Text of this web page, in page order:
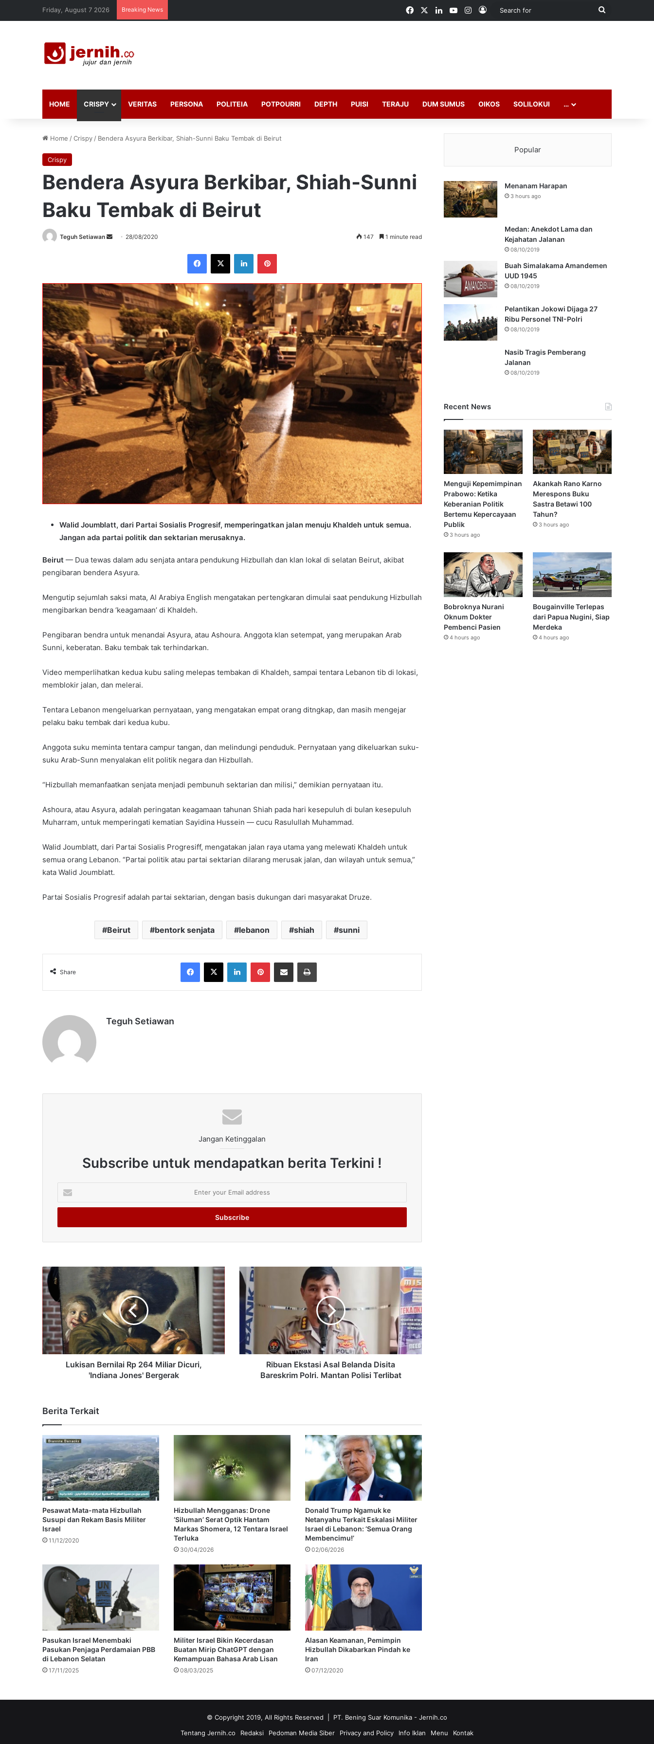
Friday, August 7 2026 Breaking News FacebookLinkedInYouTubeInstagram
Log In
Search
HOME CRISPY VERITAS PERSONA POLITEIA POTPOURRI DEPTH PUISI TERAJU DUM SUMUS OIKOS SOLILOKUI …
Home /Crispy / Bendera Asyura Berkibar, Shiah-Sunni Baku Tembak di Beirut
Crispy
Bendera Asyura Berkibar, Shiah-Sunni
Baku Tembak di Beirut
Teguh Setiawan
Send 28/08/2020 147 1 minute read
Facebook
X LinkedInPinterest
Walid Joumblatt, dari Partai Sosialis Progresif, memperingatkan jalan menuju Khaldeh untuk semua.
Jangan ada partai politik dan sektarian merusaknya.
Beirut — Dua tewas dalam adu senjata antara pendukung Hizbullah dan klan lokal di selatan Beirut, akibat
pengibaran bendera Asyura.
Mengutip sejumlah saksi mata, Al Arabiya English mengatakan pertengkaran dimulai saat pendukung Hizbullah
mengibarkan bendra ‘keagamaan’ di Khaldeh.
Pengibaran bendra untuk menandai Asyura, atau Ashoura. Anggota klan setempat, yang merupakan Arab
Sunni, keberatan. Baku tembak tak terhindarkan.
Video memperlihatkan kedua kubu saling melepas tembakan di Khaldeh, sampai tentara Lebanon tib di lokasi,
memblokir jalan, dan melerai.
Tentara Lebanon mengeluarkan pernyataan, yang mengatakan empat orang ditngkap, dan masih mengejar
pelaku baku tembak dari kedua kubu.
Anggota suku meminta tentara campur tangan, dan melindungi penduduk. Pernyataan yang dikeluarkan suku-
suku Arab-Sunn menyalakan elit politik negara dan Hizbullah.
“Hizbullah memanfaatkan senjata menjadi pembunuh sektarian dan milisi,” demikian pernyataan itu.
Ashoura, atau Asyura, adalah peringatan keagamaan tahunan Shiah pada hari kesepuluh di bulan kesepuluh
Muharram, untuk memperingati kematian Sayidina Hussein — cucu Rasulullah Muhammad.
Walid Joumblatt, dari Partai Sosialis Progresiff, mengatakan jalan raya utama yang melewati Khaldeh untuk
semua orang Lebanon. “Partai politik atau partai sektarian dilarang merusak jalan, dan wilayah untuk semua,”
kata Walid Joumblatt.
Partai Sosialis Progresif adalah partai sektarian, dengan basis dukungan dari masyarakat Druze.
Beirut bentork senjata lebanon shiah sunni
Share
Facebook
X LinkedInPinterestShare via Email Print
Teguh Setiawan
Jangan Ketinggalan
Subscribe untuk mendapatkan berita Terkini !
your
Email
Lukisan Bernilai Rp 264 Miliar Dicuri,
'Indiana Jones' Bergerak
Ribuan Ekstasi Asal Belanda Disita
Bareskrim Polri. Mantan Polisi Terlibat
Berita Terkait
Pesawat Mata-mata Hizbullah
Susupi dan Rekam Basis Militer
Israel
11/12/2020
Hizbullah Mengganas: Drone
‘Siluman’ Serat Optik Hantam
Markas Shomera, 12 Tentara Israel
Terluka
30/04/2026
Donald Trump Ngamuk ke
Netanyahu Terkait Eskalasi Militer
Israel di Lebanon: ‘Semua Orang
Membencimu!’
02/06/2026
Pasukan Israel Menembaki
Pasukan Penjaga Perdamaian PBB
di Lebanon Selatan
17/11/2025
Militer Israel Bikin Kecerdasan
Buatan Mirip ChatGPT dengan
Kemampuan Bahasa Arab Lisan
08/03/2025
Alasan Keamanan, Pemimpin
Hizbullah Dikabarkan Pindah ke
Iran
07/12/2020
Popular
Menanam Harapan
3 hours ago
Medan: Anekdot Lama dan
Kejahatan Jalanan
08/10/2019
Buah Simalakama Amandemen
UUD 1945
08/10/2019
Pelantikan Jokowi Dijaga 27
Ribu Personel TNI-Polri
08/10/2019
Nasib Tragis Pemberang
Jalanan
08/10/2019
Recent News
Menguji Kepemimpinan
Prabowo: Ketika
Keberanian Politik
Bertemu Kepercayaan
Publik
3 hours ago
Akankah Rano Karno
Merespons Buku
Sastra Betawi 100
Tahun?
3 hours ago
Bobroknya Nurani
Oknum Dokter
Pembenci Pasien
4 hours ago
Bougainville Terlepas
dari Papua Nugini, Siap
Merdeka
4 hours ago
© Copyright 2019, All Rights Reserved | PT. Bening Suar Komunika - Jernih.co
Tentang Jernih.co
Redaksi Pedoman Media Siber Privacy and Policy Info Iklan Menu
Kontak